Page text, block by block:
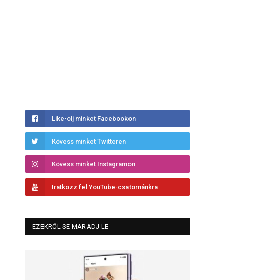
Like-olj minket Facebookon
Kövess minket Twitteren
Kövess minket Instagramon
Iratkozz fel YouTube-csatornánkra
EZEKRŐL SE MARADJ LE